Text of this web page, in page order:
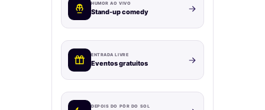
HUMOR AO VIVO
Stand-up comedy
ENTRADA LIVRE
Eventos gratuitos
DEPOIS DO PÔR DO SOL